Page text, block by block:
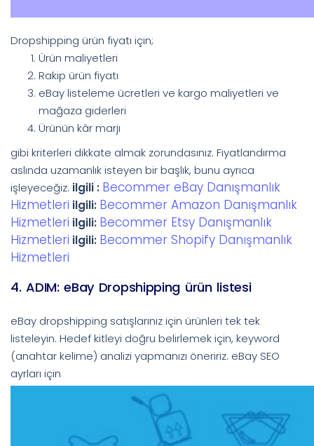
Dropshipping ürün fiyatı için;
Ürün maliyetleri
Rakip ürün fiyatı
eBay listeleme ücretleri ve kargo maliyetleri ve
mağaza giderleri
Ürünün kâr marjı
gibi kriterleri dikkate almak zorundasınız. Fiyatlandırma
aslında uzamanlık isteyen bir başlık, bunu ayrıca
işleyeceğiz. ilgili : Becommer eBay Danışmanlık
Hizmetleri ilgili: Becommer Amazon Danışmanlık
Hizmetleri ilgili: Becommer Etsy Danışmanlık
Hizmetleri ilgili: Becommer Shopify Danışmanlık
Hizmetleri
4. ADIM: eBay Dropshipping ürün listesi
eBay dropshipping satışlarınız için ürünleri tek tek
listeleyin. Hedef kitleyi doğru belirlemek için, keyword
(anahtar kelime) analizi yapmanızı öneririz. eBay SEO
ayrları için